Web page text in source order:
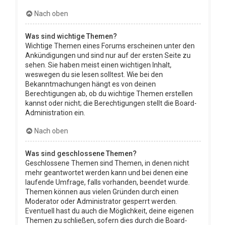
Nach oben
Was sind wichtige Themen?
Wichtige Themen eines Forums erscheinen unter den
Ankündigungen und sind nur auf der ersten Seite zu
sehen. Sie haben meist einen wichtigen Inhalt,
weswegen du sie lesen solltest. Wie bei den
Bekanntmachungen hängt es von deinen
Berechtigungen ab, ob du wichtige Themen erstellen
kannst oder nicht; die Berechtigungen stellt die Board-
Administration ein.
Nach oben
Was sind geschlossene Themen?
Geschlossene Themen sind Themen, in denen nicht
mehr geantwortet werden kann und bei denen eine
laufende Umfrage, falls vorhanden, beendet wurde.
Themen können aus vielen Gründen durch einen
Moderator oder Administrator gesperrt werden.
Eventuell hast du auch die Möglichkeit, deine eigenen
Themen zu schließen, sofern dies durch die Board-